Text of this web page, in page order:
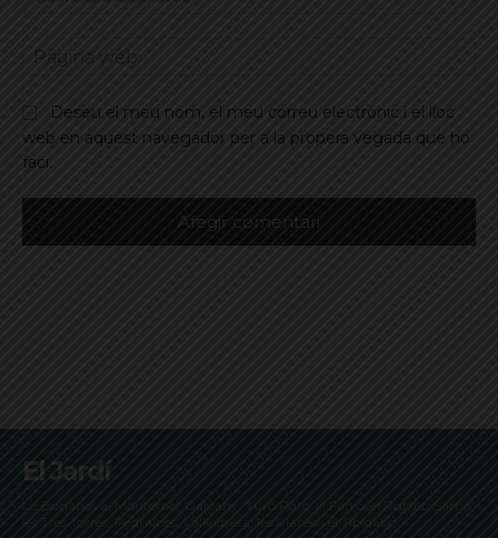
Deseu el meu nom, el meu correu electrònic i el lloc
web en aquest navegador per a la propera vegada que ho
faci.
El Jardí
La Bonanova, Monterols, Galvany, Turó Parc, el Farró, el Putxet, Sarrià,
les Tres Torres, Pedralbes, Vallvidrera, les Planes i el Tibidabo